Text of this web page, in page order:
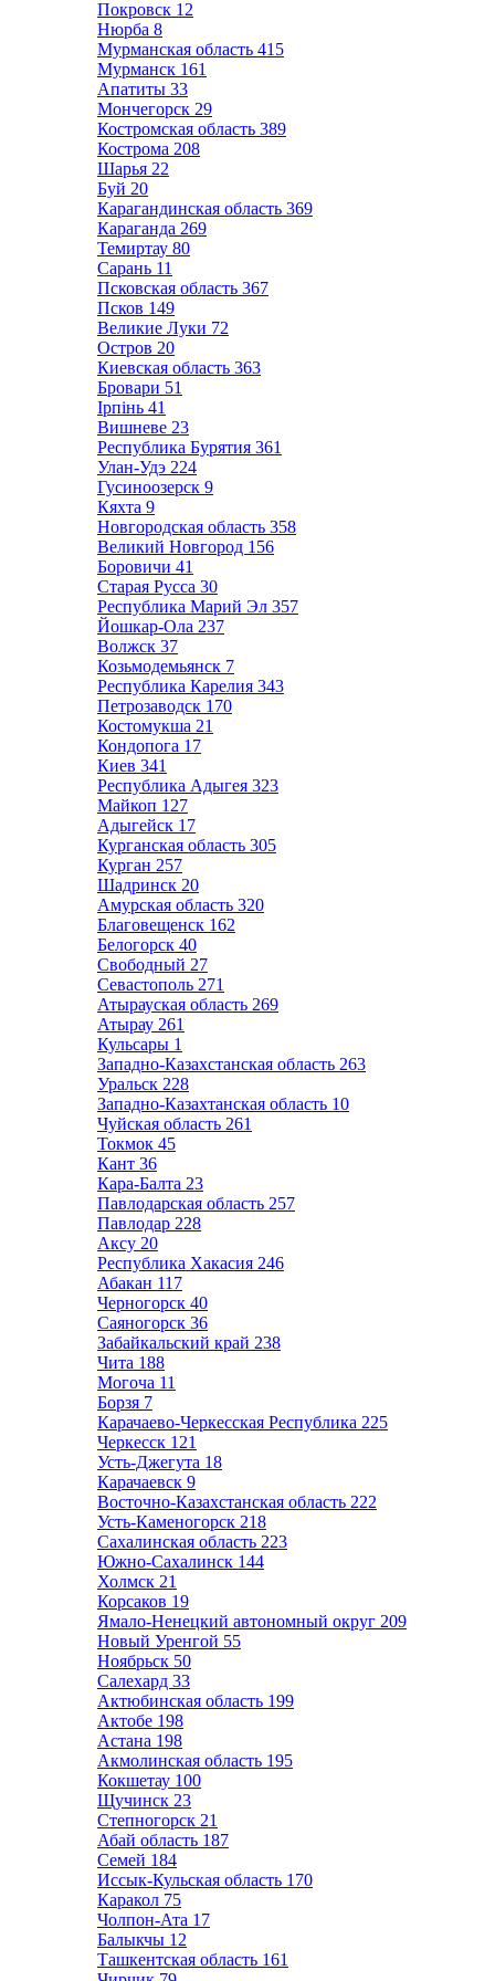
Покровск 12
Нюрба 8
Мурманская область 415
Мурманск 161
Апатиты 33
Мончегорск 29
Костромская область 389
Кострома 208
Шарья 22
Буй 20
Карагандинская область 369
Караганда 269
Темиртау 80
Сарань 11
Псковская область 367
Псков 149
Великие Луки 72
Остров 20
Киевская область 363
Бровари 51
Ірпінь 41
Вишневе 23
Республика Бурятия 361
Улан-Удэ 224
Гусиноозерск 9
Кяхта 9
Новгородская область 358
Великий Новгород 156
Боровичи 41
Старая Русса 30
Республика Марий Эл 357
Йошкар-Ола 237
Волжск 37
Козьмодемьянск 7
Республика Карелия 343
Петрозаводск 170
Костомукша 21
Кондопога 17
Киев 341
Республика Адыгея 323
Майкоп 127
Адыгейск 17
Курганская область 305
Курган 257
Шадринск 20
Амурская область 320
Благовещенск 162
Белогорск 40
Свободный 27
Севастополь 271
Атырауская область 269
Атырау 261
Кульсары 1
Западно-Казахстанская область 263
Уральск 228
Западно-Казахтанская область 10
Чуйская область 261
Токмок 45
Кант 36
Кара-Балта 23
Павлодарская область 257
Павлодар 228
Аксу 20
Республика Хакасия 246
Абакан 117
Черногорск 40
Саяногорск 36
Забайкальский край 238
Чита 188
Могоча 11
Борзя 7
Карачаево-Черкесская Республика 225
Черкесск 121
Усть-Джегута 18
Карачаевск 9
Восточно-Казахстанская область 222
Усть-Каменогорск 218
Сахалинская область 223
Южно-Сахалинск 144
Холмск 21
Корсаков 19
Ямало-Ненецкий автономный округ 209
Новый Уренгой 55
Ноябрьск 50
Салехард 33
Актюбинская область 199
Актобе 198
Астана 198
Акмолинская область 195
Кокшетау 100
Щучинск 23
Степногорск 21
Абай область 187
Семей 184
Иссык-Кульская область 170
Каракол 75
Чолпон-Ата 17
Балыкчы 12
Ташкентская область 161